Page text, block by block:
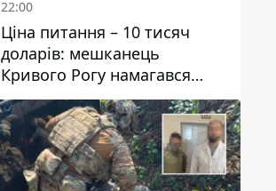
22:00
Ціна питання – 10 тисяч
доларів: мешканець
Кривого Рогу намагався
переправити чоловіка до
Словаччини